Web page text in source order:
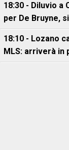
18:30 - Diluvio a
per De Bruyne,
18:10 - Lozano
MLS: arriverà in